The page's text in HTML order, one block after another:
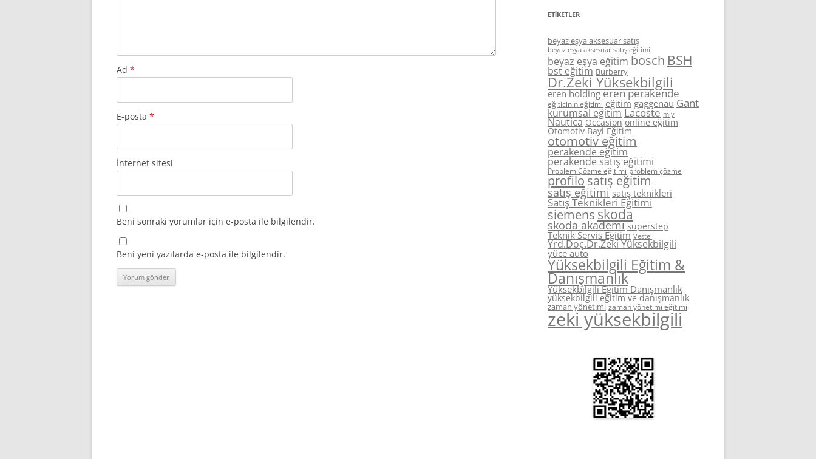
Ad *
E-posta *
İnternet sitesi
Beni sonraki yorumlar için e-posta ile bilgilendir.
Beni yeni yazılarda e-posta ile bilgilendir.
ETIKETLER
beyaz eşya aksesuar satış
beyaz eşya aksesuar satış eğitimi
beyaz eşya eğitim bosch BSH
bst eğitim Burberry
Dr.Zeki Yüksekbilgili
eren holding eren perakende
eğiticinin eğitimi eğitim gaggenau Gant
kurumsal eğitim Lacoste miy
Nautica Occasion online eğitim
Otomotiv Bayi Eğitim
otomotiv eğitim
perakende eğitim
perakende satış eğitimi
Problem Çözme eğitimi problem çözme
profilo satış eğitim
satış eğitimi satış teknikleri
Satış Teknikleri Eğitimi
siemens skoda
skoda akademi superstep
Teknik Servis Eğitim Vestel
Yrd.Doç.Dr.Zeki Yüksekbilgili
yüce auto
Yüksekbilgili Eğitim &
Danışmanlık
Yüksekbilgili Eğitim Danışmanlık
yüksekbilgili eğitim ve danışmanlık
zaman yönetimi zaman yönetimi eğitimi
zeki yüksekbilgili